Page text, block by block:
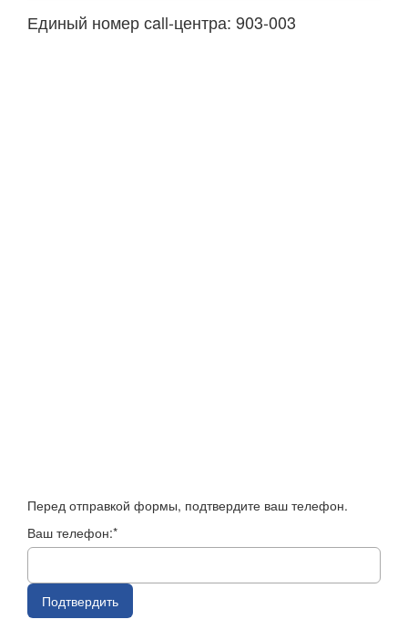
Единый номер сall-центра: 903-003
Перед отправкой формы, подтвердите ваш телефон.
Ваш телефон:*
Подтвердить